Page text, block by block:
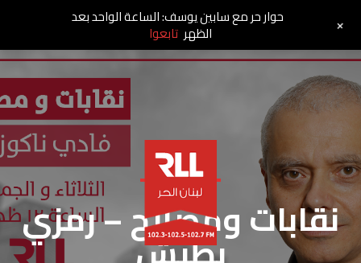
نقابات ومصالح
نقابات ومصالح – رمزي
حوار حر مع سابين يوسف: الساعة الواحد بعد
الظهر تابعوا +